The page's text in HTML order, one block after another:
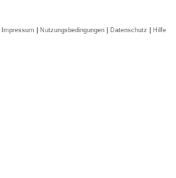
Impressum | Nutzungsbedingungen | Datenschutz | Hilfe